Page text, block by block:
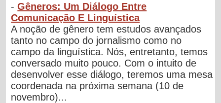
-Gêneros: Um Diálogo Entre
Comunicação E Linguística
A noção de gênero tem estudos avançados
tanto no campo do jornalismo como no
campo da linguística. Nós, entretanto, temos
conversado muito pouco. Com o intuito de
desenvolver esse diálogo, teremos uma mesa
coordenada na próxima semana (10 de
novembro)...